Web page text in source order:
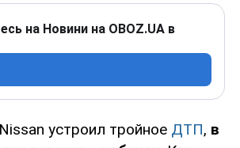
на Новини на OBOZ.UA в
устроил тройное ДТП, в